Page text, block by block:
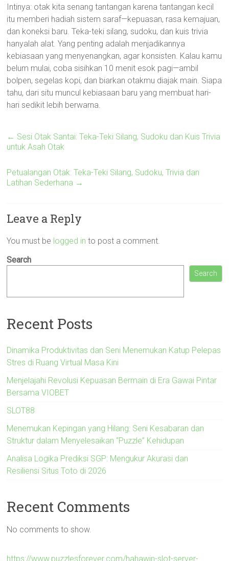
Intinya: otak kita senang tantangan karena tantangan kecil
itu memberi hadiah sistem saraf—kepuasan, rasa kemajuan,
dan koneksi baru. Teka-teki silang, sudoku, dan kuis trivia
hanyalah alat. Yang penting adalah menjadikannya
kebiasaan yang menyenangkan, agar konsisten. Kalau kamu
belum mulai, coba sisihkan 10 menit esok pagi—ambil
bolpen, segelas kopi, dan biarkan otakmu diajak main. Siapa
tahu, dari situ muncul kebiasaan baru yang membuat hari-
hari sedikit lebih berwarna.
← Sesi Otak Santai: Teka-Teki Silang, Sudoku dan Kuis Trivia
untuk Asah Otak
Petualangan Otak: Teka-Teki Silang, Sudoku, Trivia dan
Latihan Sederhana →
Leave a Reply
You must be logged in to post a comment.
Search
Search
Recent Posts
Dinamika Produktivitas dan Seni Menemukan Katup Pelepas
Stres di Ruang Virtual Masa Kini
Menjelajahi Revolusi Kepuasan Bermain di Era Gawai Pintar
Bersama VIOBET
SLOT88
Menemukan Kepingan yang Hilang: Seni Kesabaran dan
Struktur dalam Menyelesaikan “Puzzle” Kehidupan
Analisa Logika Prediksi SGP: Mengukur Akurasi dan
Resiliensi Situs Toto di 2026
Recent Comments
No comments to show.
https://www.puzzlesforever.com/hahawin-slot-server-